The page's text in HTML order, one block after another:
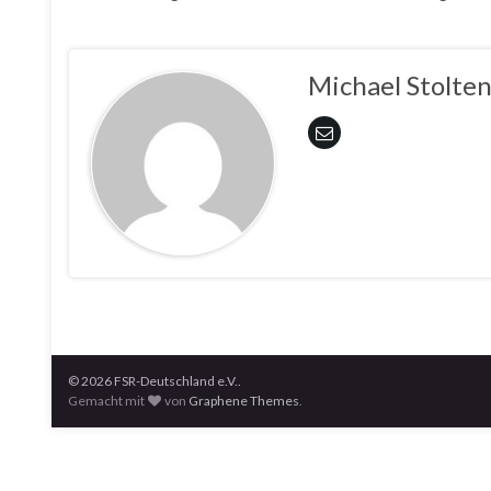
Michael
© 2026 FSR-Deutschland e.V..
Gemacht mit
von Graphene Themes